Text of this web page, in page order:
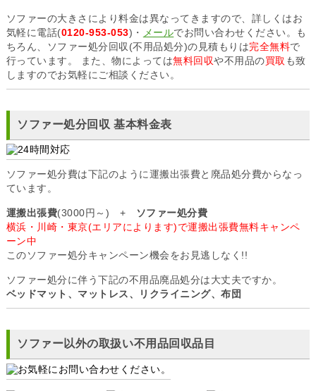
ソファーの大きさにより料金は異なってきますので、詳しくはお
気軽に電話(0120-953-053)・ メールでお問い合わせください。も
ちろん、ソファー処分回収(不用品処分)の見積もりは完全無料で
行っています。 また、物によっては無料回収や不用品の買取 も致
しますのでお気軽にご相談ください。
ソファー処分回収 基本料金表
ソファー処分費は下記のように運搬出張費と廃品処分費からなっ
ています。
運搬出張費(3000円～) +
ソファー処分費
横浜・川崎・東京(エリアによります)で運搬出張費無料キャンペ
ーン中
このソファー処分キャンペーン機会をお見逃しなく!!
ソファー処分に伴う下記の不用品廃品処分は大丈夫ですか。
ベッドマット、マットレス、リクライニング、布団
ソファー以外の取扱い不用品回収品目